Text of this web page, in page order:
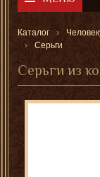
Каталог
Серьги
Серьги из